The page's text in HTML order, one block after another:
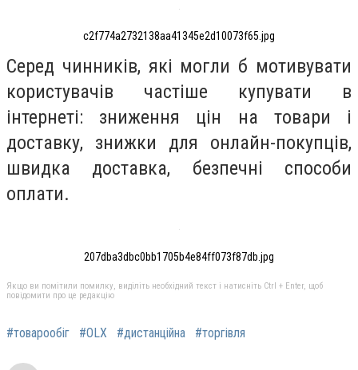
c2f774a2732138aa41345e2d10073f65.jpg
Серед чинників, які могли б мотивувати
користувачів частіше купувати в
інтернеті: зниження цін на товари і
доставку, знижки для онлайн-покупців,
швидка доставка, безпечні способи
оплати.
207dba3dbc0bb1705b4e84ff073f87db.jpg
Якщо ви помітили помилку, виділіть необхідний текст і натисніть Ctrl + Enter, щоб
повідомити про це редакцію
#товарообіг #OLX #дистанційна #торгівля